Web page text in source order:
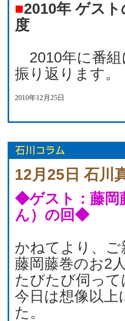
■2010年 ゲス
度
2010年に番組
振り返ります。
2010年12月25日
12月25日 石川
◆ゲスト：藤岡
ん）の回◆
かねてより、
藤岡藤巻のお2
たびたび伺って
今日は想像以
た。